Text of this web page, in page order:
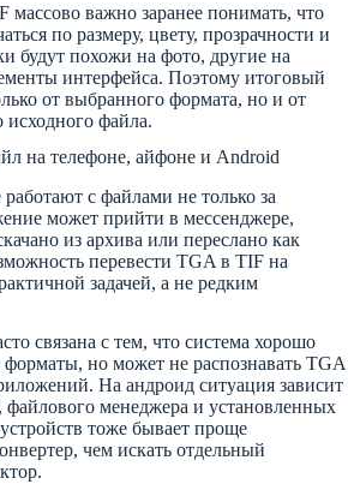
массово важно заранее понимать, что
по размеру, цвету, прозрачности и
будут похожи на фото, другие на
интерфейса. Поэтому итоговый
от выбранного формата, но и от
исходного файла.
на телефоне, айфоне и Android
с файлами не только за
может прийти в мессенджере,
из архива или переслано как
перевести TGA в TIF на
задачей, а не редким
связана с тем, что система хорошо
но может не распознавать TGA
На андроид ситуация зависит
файлового менеджера и установленных
тоже бывает проще
чем искать отдельный